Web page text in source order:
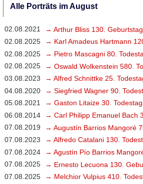
Alle Porträts im August
02.08.2021
→ Arthur Bliss 130. Geburtstag
02.08.2025
→ Karl Amadeus Hartmann
02.08.2025
→ Pietro Mascagni 80.
02.08.2025
→ Oswald Wolkenstein 580.
03.08.2023
→ Alfred Schnittke 25.
04.08.2020
→ Siegfried Wagner 90.
05.08.2021
→ Gaston Litaize 30. Todestag
06.08.2014
→ Carl Philipp Emanuel Bach
07.08.2019
→ Augustín Barrios Mangoré
07.08.2023
→ Alfredo Catalani 130.
07.08.2024
→ Agustín Pío Barrios
07.08.2025
→ Ernesto Lecuona 130.
07.08.2025
→ Melchior Vulpius 410.